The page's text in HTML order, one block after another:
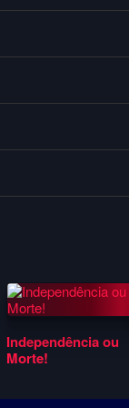
a gravar seu
técnica de
instrumentais
Independência ou
Morte!